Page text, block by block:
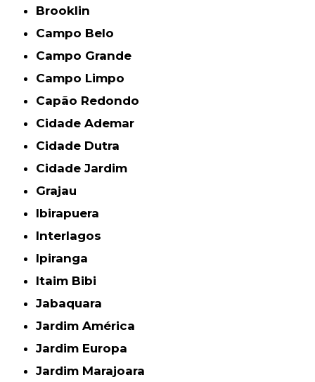
Brooklin
Campo Belo
Campo Grande
Campo Limpo
Capão Redondo
Cidade Ademar
Cidade Dutra
Cidade Jardim
Grajau
Ibirapuera
Interlagos
Ipiranga
Itaim Bibi
Jabaquara
Jardim América
Jardim Europa
Jardim Marajoara